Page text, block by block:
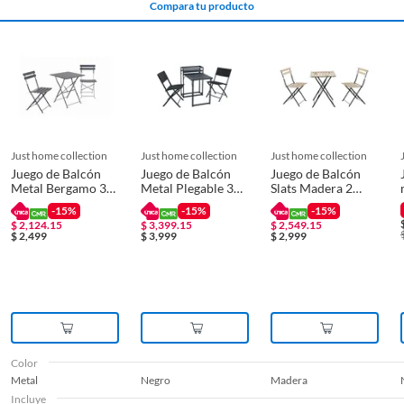
soportado
Recomendaciones
Mantener en exteriores
protegidos
Tipo de mobiliario
jardín
Juego de Balcón
Uso
Compara tu producto
just home collection
Juego de Balcón
Metal Bergamo 3
Piezas
-15%
$2,124.15
$ 2,499
just home collection
Juego de Balcón
Metal Plegable 3
piezas
-15%
$3,399.15
$3,999
just home collection
Juego de Balcón
Slats Madera 2
Personas
-15%
$2,549.15
$ 2,999
Color
Metal
Negro Madera
Incluye